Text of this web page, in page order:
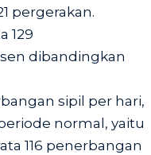
pergerakan.
129
dibandingkan
sipil per hari,
normal, yaitu
116 penerbangan